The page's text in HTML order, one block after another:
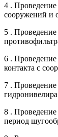
4 .
сооружений и
5 .
6 .
контакта с
7 .
гидронивелира
8 .
период